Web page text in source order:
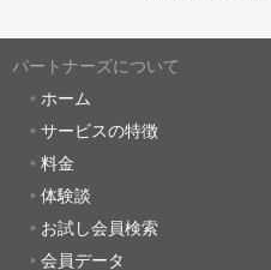
パートナーズについて
ホーム
サービスの特徴
料金
体験談
お試し会員検索
会員データ